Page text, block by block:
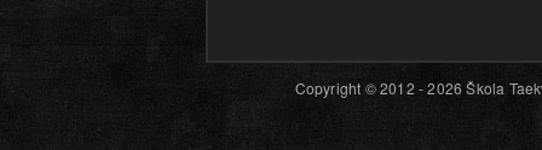
Copyright © 2012 - 2026 Škola